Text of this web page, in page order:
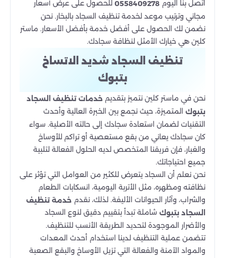
اتصل بنا اليوم 0558409278 للحصول على عرض أسعار
مجاني وترتيب موعد لخدمة تنظيف السجاد بالبخار. نحن
نضمن لك الحصول على أفضل خدمة بأفضل الأسعار. ماستر
كلين هي خيارك الأمثل لنظافة سجادك.
تنظيف السجاد شديد الاتساخ
بتبوك
نحن في ماستر كلين نتميز بتقديم خدمات تنظيف السجاد
بتبوك المتميزة، حيث نجمع بين الخبرة العالية وأحدث
التقنيات لضمان استعادة سجادك إلى حالته الأصلية. سواء
كان سجادك يعاني من بقع مستعصية أو تراكم للأوساخ
والغبار، فإن فريقنا المتخصص لديه الحلول الفعالة لتلبية
جميع احتياجاتك.
نحن نعلم أن السجاد يتعرض للكثير من العوامل التي تؤثر على
نظافته ومظهره، مثل الأتربة اليومية، انسكابات الطعام
والشراب، وآثار الحيوانات الأليفة. لذلك، نقدم خدمة تنظيف
السجاد بتبوك شاملة تبدأ بتقييم دقيق لنوع السجاد
والأضرار الموجودة لتحديد الطريقة الأنسب للتنظيف.
تتضمن عملية التنظيف لدينا استخدام أحدث المعدات
والمواد الآمنة والفعالة التي تزيل الأوساخ والبقع الصعبة